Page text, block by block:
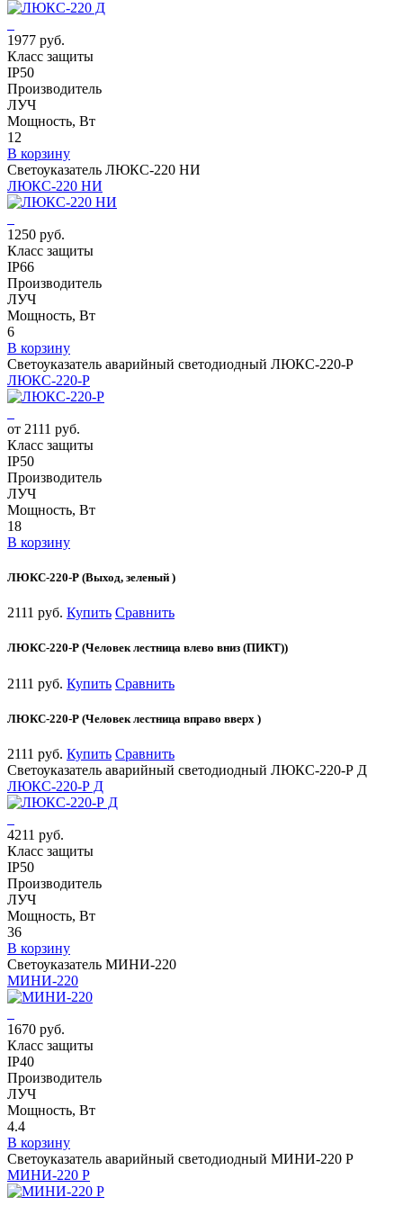
1977 руб.
Класс защиты
IP50
Производитель
ЛУЧ
Мощность, Вт
12
В корзину
Светоуказатель ЛЮКС-220 НИ
ЛЮКС-220 НИ
1250 руб.
Класс защиты
IP66
Производитель
ЛУЧ
Мощность, Вт
6
В корзину
Светоуказатель аварийный светодиодный ЛЮКС-220-Р
ЛЮКС-220-Р
от 2111 руб.
Класс защиты
IP50
Производитель
ЛУЧ
Мощность, Вт
18
В корзину
ЛЮКС-220-Р (Выход, зеленый )
2111 руб. Купить Сравнить
ЛЮКС-220-Р (Человек лестница влево вниз (ПИКТ))
2111 руб. Купить Сравнить
ЛЮКС-220-Р (Человек лестница вправо вверх )
2111 руб. Купить Сравнить
Светоуказатель аварийный светодиодный ЛЮКС-220-Р Д
ЛЮКС-220-Р Д
4211 руб.
Класс защиты
IP50
Производитель
ЛУЧ
Мощность, Вт
36
В корзину
Светоуказатель МИНИ-220
МИНИ-220
1670 руб.
Класс защиты
IP40
Производитель
ЛУЧ
Мощность, Вт
4.4
В корзину
Светоуказатель аварийный светодиодный МИНИ-220 Р
МИНИ-220 Р